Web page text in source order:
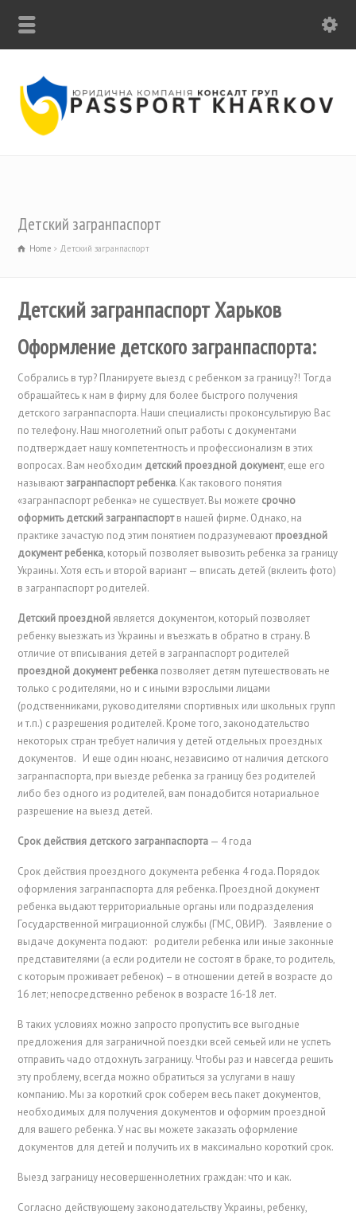
Детский загранпаспорт
Home Детский загранпаспорт
Детский загранпаспорт Харьков
Оформление детского загранпаспорта:
Собрались в тур? Планируете выезд с ребенком за границу?! Тогда
обращайтесь к нам в фирму для более быстрого получения
детского загранпаспорта. Наши специалисты проконсультирую Вас
по телефону. Наш многолетний опыт работы с документами
подтверждает нашу компетентность и профессионализм в этих
вопросах. Вам необходим детский проездной документ, еще его
называютзагранпаспорт ребенка. Как такового понятия
«загранпаспорт ребенка» не существует. Вы можете срочно
оформить детский загранпаспортв нашей фирме. Однако, на
практике зачастую под этим понятием подразумевают проездной
документ ребенка, который позволяет вывозить ребенка за границу
Украины. Хотя есть и второй вариант — вписать детей (вклеить фото)
в загранпаспорт родителей.
Детский проезднойявляется документом, который позволяет
ребенку выезжать из Украины и въезжать в обратно в страну. В
отличие от вписывания детей в загранпаспорт родителей
проездной документ ребенка позволяет детям путешествовать не
только с родителями, но и с иными взрослыми лицами
(родственниками, руководителями спортивных или школьных групп
и т.п.) с разрешения родителей. Кроме того, законодательство
некоторых стран требует наличия у детей отдельных проездных
документов. И еще один нюанс, независимо от наличия детского
загранпаспорта, при выезде ребенка за границу без родителей
либо без одного из родителей, вам понадобится нотариальное
разрешение на выезд детей.
Срок действия детского загранпаспорта — 4 года
Срок действия проездного документа ребенка 4 года. Порядок
оформления загранпаспорта для ребенка. Проездной документ
ребенка выдают территориальные органы или подразделения
Государственной миграционной службы (ГМС, ОВИР). Заявление о
выдаче документа подают: родители ребенка или иные законные
представителями (а если родители не состоят в браке, то родитель,
с которым проживает ребенок) – в отношении детей в возрасте до
16 лет; непосредственно ребенок в возрасте 16-18 лет.
В таких условиях можно запросто пропустить все выгодные
предложения для заграничной поездки всей семьей или не успеть
отправить чадо отдохнуть заграницу. Чтобы раз и навсегда решить
эту проблему, всегда можно обратиться за услугами в нашу
компанию. Мы за короткий срок соберем весь пакет документов,
необходимых для получения документов и оформим проездной
для вашего ребенка. У нас вы можете заказать оформление
документов для детей и получить их в максимально короткий срок.
Выезд заграницу несовершеннолетних граждан: что и как.
Согласно действующему законодательству Украины, ребенку,